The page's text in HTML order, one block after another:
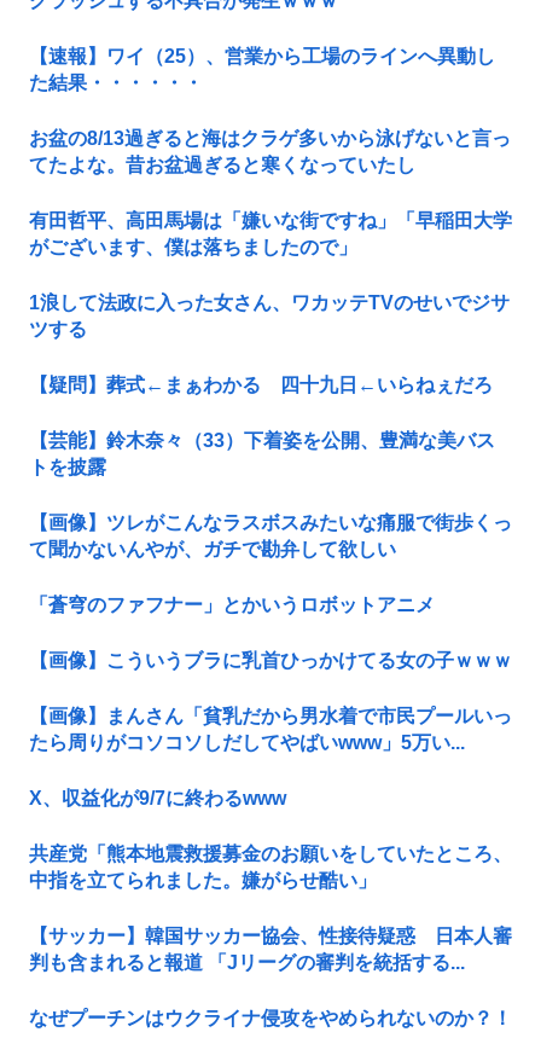
【速報】ワイ（25）、営業から工場のラインへ異動し
た結果・・・・・・
お盆の8/13過ぎると海はクラゲ多いから泳げないと言っ
てたよな。昔お盆過ぎると寒くなっていたし
有田哲平、高田馬場は「嫌いな街ですね」「早稲田大学
がございます、僕は落ちましたので」
1浪して法政に入った女さん、ワカッテTVのせいでジサ
ツする
【疑問】葬式←まぁわかる 四十九日←いらねぇだろ
【芸能】鈴木奈々（33）下着姿を公開、豊満な美バス
トを披露
【画像】ツレがこんなラスボスみたいな痛服で街歩くっ
て聞かないんやが、ガチで勘弁して欲しい
「蒼穹のファフナー」とかいうロボットアニメ
【画像】こういうブラに乳首ひっかけてる女の子ｗｗｗ
【画像】まんさん「貧乳だから男水着で市民プールいっ
たら周りがコソコソしだしてやばいwww」5万い...
X、収益化が9/7に終わるwww
共産党「熊本地震救援募金のお願いをしていたところ、
中指を立てられました。嫌がらせ酷い」
【サッカー】韓国サッカー協会、性接待疑惑 日本人審
判も含まれると報道 「Jリーグの審判を統括する...
なぜプーチンはウクライナ侵攻をやめられないのか？！